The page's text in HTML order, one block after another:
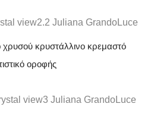
κρυστάλλινο κρεμαστό
οροφής